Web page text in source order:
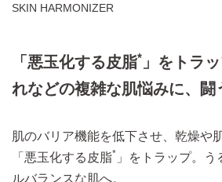
SKIN HARMONIZER
「悪玉化する皮脂* 」をトラ
れなどの複雑な肌悩みに、闘
肌のバリア機能を低下させ、乾燥や
「悪玉化する皮脂* 」をトラップ。
ルバランスな肌へ。